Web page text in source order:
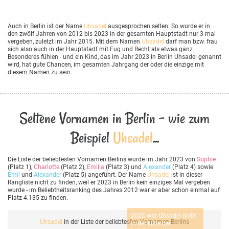
Auch in Berlin ist der Name Uhsadel ausgesprochen selten. So wurde er in
den zwölf Jahren von 2012 bis 2023 in der gesamten Hauptstadt nur 3-mal
vergeben, zuletzt im Jahr 2015. Mit dem Namen Uhsadel darf man bzw. frau
sich also auch in der Hauptstadt mit Fug und Recht als etwas ganz
Besonderes fühlen - und ein Kind, das im Jahr 2023 in Berlin Uhsadel genannt
wird, hat gute Chancen, im gesamten Jahrgang der oder die einzige mit
diesem Namen zu sein.
Seltene Vornamen in Berlin - wie zum
Beispiel Uhsadel...
Die Liste der beliebtesten Vornamen Berlins wurde im Jahr 2023 von Sophie
(Platz 1), Charlotte (Platz 2), Emilia (Platz 3) und Alexander (Platz 4) sowie
Emil und Alexander (Platz 5) angeführt. Der Name Uhsadel ist in dieser
Rangliste nicht zu finden, weil er 2023 in Berlin kein einziges Mal vergeben
wurde - im Beliebtheitsranking des Jahres 2012 war er aber schon einmal auf
Platz 4.135 zu finden.
Uhsadel in der Liste der beliebtesten Vornamen Berlins
2023 war Uhsadel nicht
in der Liste der